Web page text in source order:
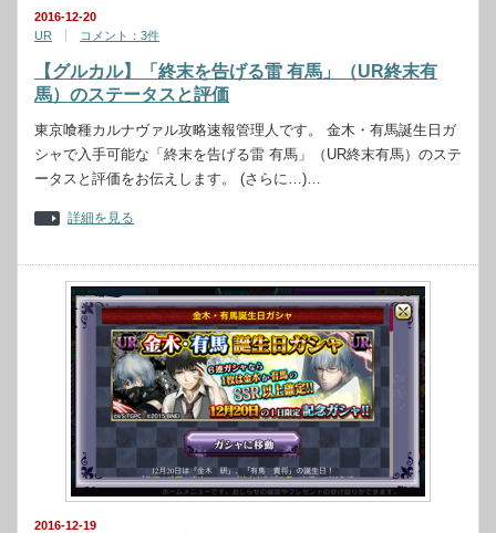
2016-12-20
UR
コメント：3件
【グルカル】「終末を告げる雷 有馬」（UR終末有
馬）のステータスと評価
東京喰種カルナヴァル攻略速報管理人です。 金木・有馬誕生日ガ
シャで入手可能な「終末を告げる雷 有馬」（UR終末有馬）のステ
ータスと評価をお伝えします。 (さらに…)…
詳細を見る
2016-12-19